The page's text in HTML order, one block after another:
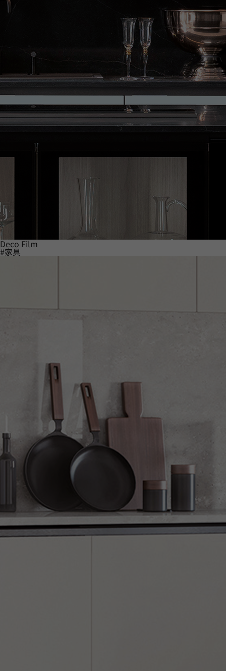
Deco Film
#家具